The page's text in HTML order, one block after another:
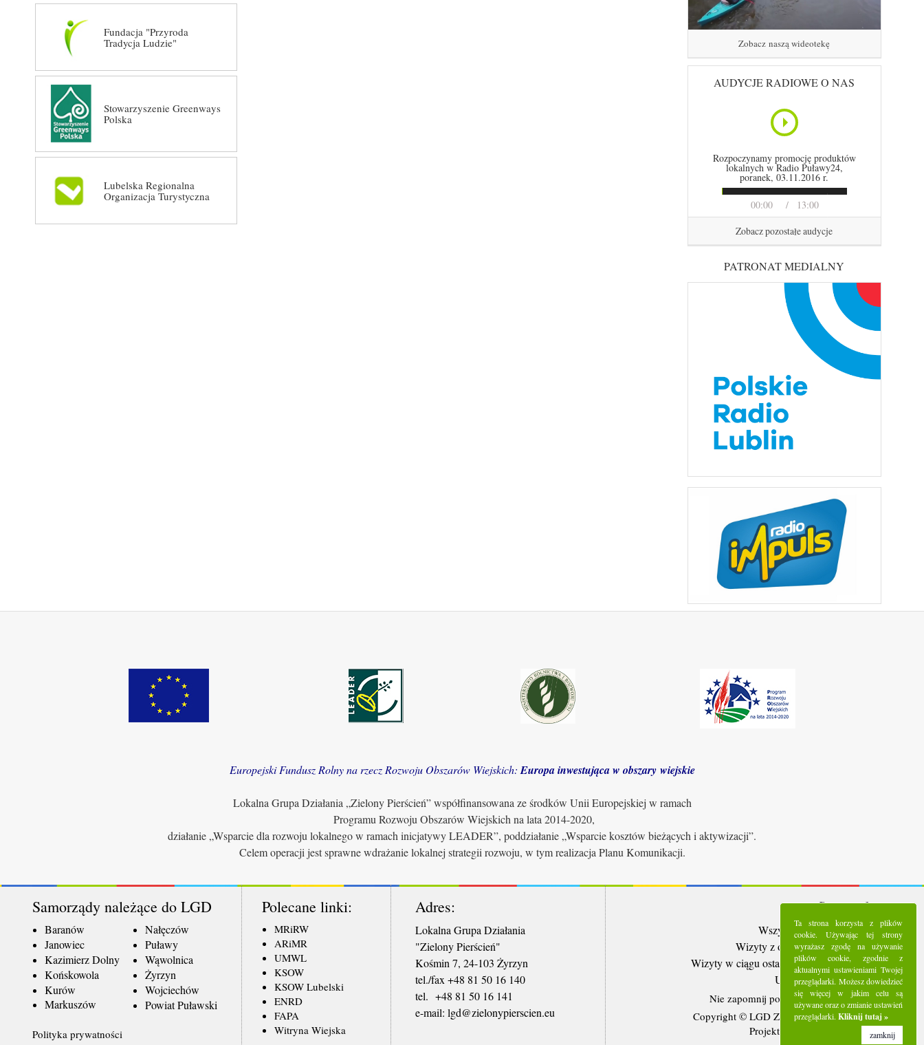
Fundacja "Przyroda
Tradycja Ludzie"
Stowarzyszenie Greenways
Polska
Lubelska Regionalna
Organizacja Turystyczna
Zobacz naszą wideotekę
AUDYCJE RADIOWE O NAS
00:00 13:00
Rozpoczynamy promocję produktów
lokalnych w Radio Puławy24,
poranek, 03.11.2016 r.
Zobacz pozostałe audycje
PATRONAT MEDIALNY
Europejski Fundusz Rolny na rzecz Rozwoju Obszarów Wiejskich: Europa inwestująca w obszary wiejskie
Lokalna Grupa Działania „Zielony Pierścień” współfinansowana ze środków Unii Europejskiej w ramach
Programu Rozwoju Obszarów Wiejskich na lata 2014-2020,
działanie „Wsparcie dla rozwoju lokalnego w ramach inicjatywy LEADER”, poddziałanie „Wsparcie kosztów bieżących i aktywizacji”.
Celem operacji jest sprawne wdrażanie lokalnej strategii rozwoju, w tym realizacja Planu Komunikacji.
Samorządy należące do LGD
Baranów
Janowiec
Kazimierz Dolny
Końskowola
Kurów
Markuszów
Nałęczów
Puławy
Wąwolnica
Żyrzyn
Wojciechów
Powiat Puławski
Polecane linki:
MRiRW
ARiMR
UMWL
KSOW
KSOW Lubelski
ENRD
FAPA
Witryna Wiejska
Adres:
Lokalna Grupa Działania
"Zielony Pierścień"
Kośmin 7, 24-103 Żyrzyn
tel./fax +48 81 50 16 140
tel. +48 81 50 16 141
​e-mail: lgd@zielonypierscien.eu
Statystyki:
Wszystkie wizyty: 5287283
Wizyty z ostatnich 30 dni: 92271
Wizyty w ciągu ostatniego tygodnia:
20578
Użytkownicy online: 13
Nie zapomnij polubić nas na Facebooku
Copyright © LGD Zielony Pierścień - 2016.
Projekt i wykonanie - Freeline.
Polityka prywatności
Ta strona korzysta z plików
cookie. Używając tej strony
wyrażasz zgodę na używanie
plików cookie, zgodnie z
aktualnymi ustawieniami Twojej
przeglądarki. Możesz dowiedzieć
się więcej w jakim celu są
używane oraz o zmianie ustawień
przeglądarki. Kliknij tutaj »
zamknij